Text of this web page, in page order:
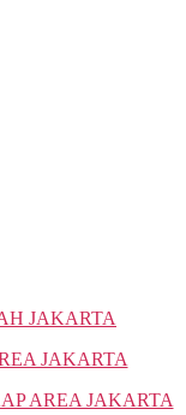
JAKARTA
JAKARTA
AREA JAKARTA